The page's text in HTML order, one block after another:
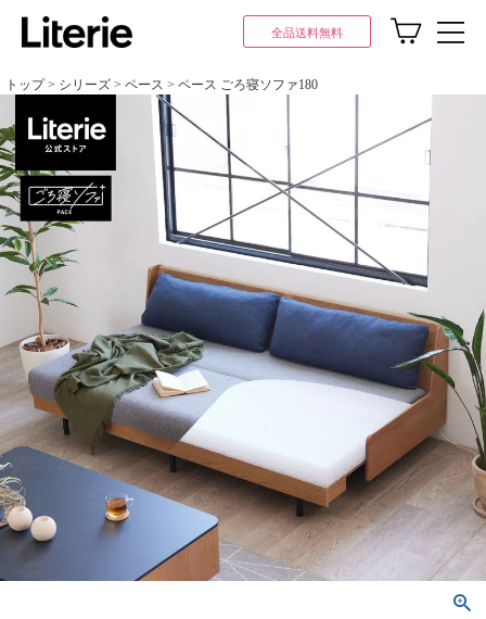
全品送料無料
トップ シリーズ ペース ペース ごろ寝ソファ180